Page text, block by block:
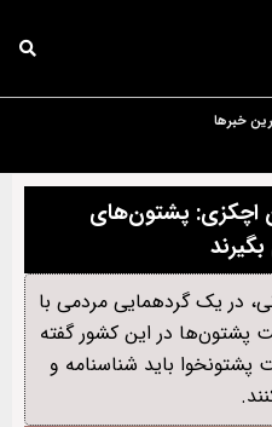
خبرها
اچکزی: پشتون‌های
در یک گردهمایی مردمی با
پشتون‌ها در این کشور گفته
باید شناسنامه و